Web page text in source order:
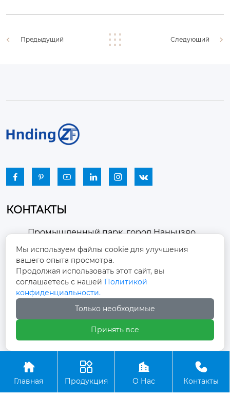
Предыдущий Следующий
     
КОНТАКТЫ

Промышленный парк, город Наньцзяо,
район Чжоуцунь, город Цзыбо, провинция
Шаньдун
 winston-xu@hengdingfan.com
+86-13806434669
 +86 13806434669
Copyright ©ООО Зибо Хенгдин Вентилятор

Главная

Продукция

О Нас

Контакты
Мы используем файлы cookie для улучшения
вашего опыта просмотра.
Продолжая использовать этот сайт, вы
соглашаетесь с нашей Политикой
конфиденциальности.
Только необходимые
Принять все